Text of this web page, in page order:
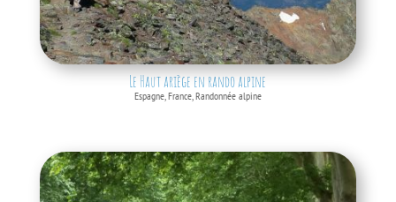
Le Haut ariège en rando alpine
Espagne,France,Randonnée alpine